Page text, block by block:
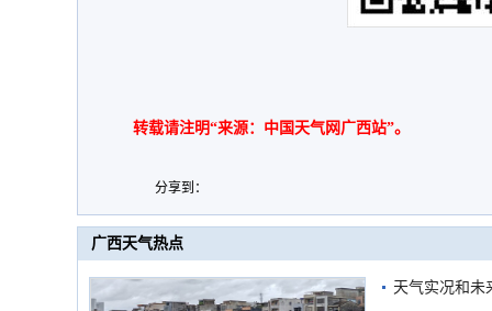
转载请注明“来源：中国天气网广西站”。
分享到：
广西天气热点
天气实况和未